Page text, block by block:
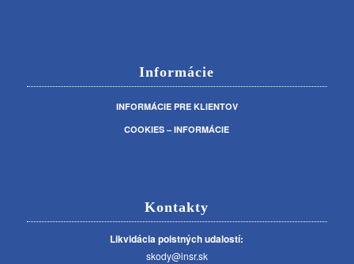
Informácie
INFORMÁCIE PRE KLIENTOV
COOKIES – INFORMÁCIE
Kontakty
Likvidácia poistných udalostí:
skody@insr.sk